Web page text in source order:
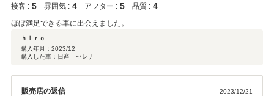
接客 : 5 雰囲気 : 4 アフター : 5 品質 : 4
ほぼ満足できる車に出会えました。
ｈｉｒｏ
購入年月： 2023/12
購入した車：日産 セレナ
販売店の返信 2023/12/21